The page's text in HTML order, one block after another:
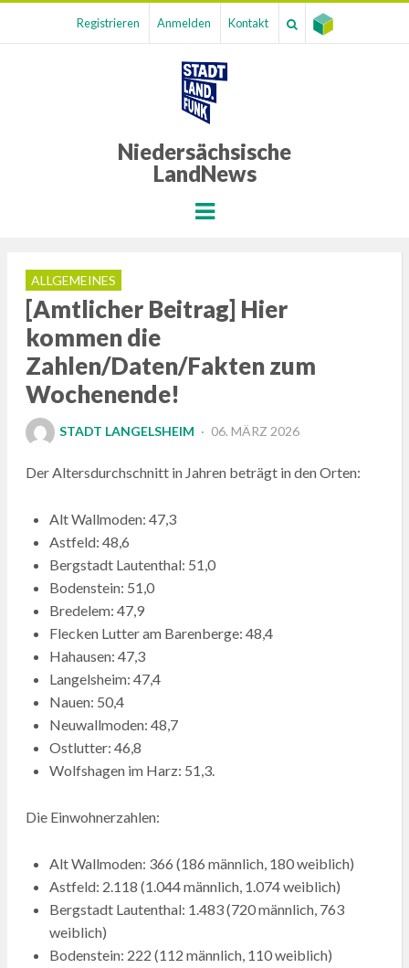
Registrieren Anmelden Kontakt
Niedersächsische
LandNews
Menu
ALLGEMEINES
[Amtlicher Beitrag] Hier
kommen die
Zahlen/Daten/Fakten zum
Wochenende!
STADT LANGELSHEIM
POSTED
06. MÄRZ 2026
Der Altersdurchschnitt in Jahren beträgt in den Orten:
Alt Wallmoden: 47,3
Astfeld: 48,6
Bergstadt Lautenthal: 51,0
Bodenstein: 51,0
Bredelem: 47,9
Flecken Lutter am Barenberge: 48,4
Hahausen: 47,3
Langelsheim: 47,4
Nauen: 50,4
Neuwallmoden: 48,7
Ostlutter: 46,8
Wolfshagen im Harz: 51,3.
Die Einwohnerzahlen:
Alt Wallmoden: 366 (186 männlich, 180 weiblich)
Astfeld: 2.118 (1.044 männlich, 1.074 weiblich)
Bergstadt Lautenthal: 1.483 (720 männlich, 763
weiblich)
Bodenstein: 222 (112 männlich, 110 weiblich)